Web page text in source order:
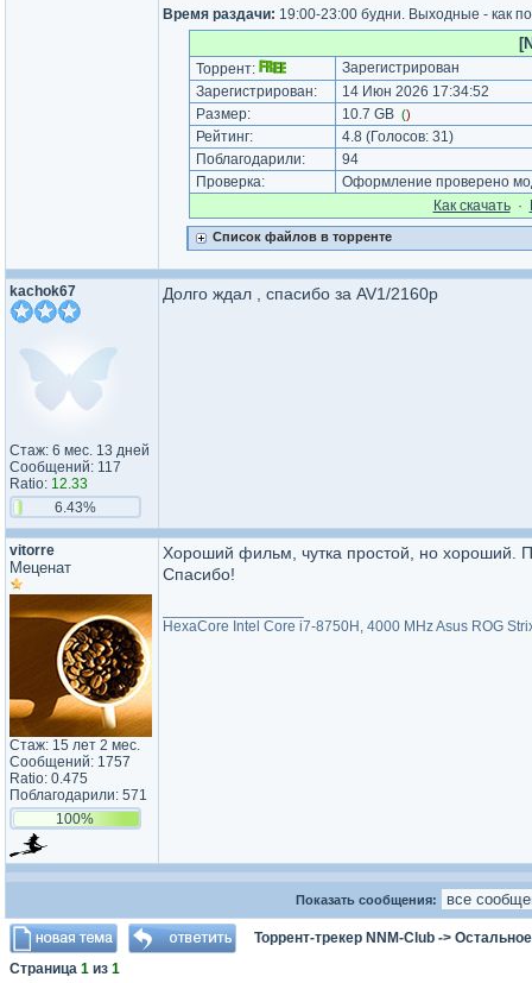
Время раздачи: 19:00-23:00 будни. Выходные - как
Торрент:
Зарегистрирован
Зарегистрирован:
14 Июн 2026 17:34:52
Размер:
10.7 GB ()
Рейтинг: 4.8 (Голосов: 31)
Поблагодарили:
94
Проверка:
Оформление проверено
Как cкачать·
Список файлов в торренте
kachok67
Стаж: 6 мес. 13 дней
Сообщений: 117
Ratio: 12.33
6.43%
Долго ждал , спасибо за AV1/2160p
vitorre
Меценат
Стаж: 15 лет 2 мес.
Сообщений: 1757
Ratio: 0.475
Поблагодарили: 571
100%
Хороший фильм, чутка простой, но хороший.
Спасибо!
HexaCore Intel Core i7-8750H, 4000 MHz Asus ROG
Показать сообщения:
Торрент-трекер NNM-Club -> Остальное
Страница 1 из 1